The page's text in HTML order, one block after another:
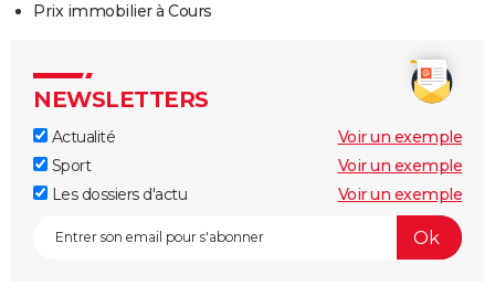
Prix immobilier à Cours
NEWSLETTERS
Actualité
Voir un exemple
Sport
Voir un exemple
Les dossiers d'actu
Voir un exemple